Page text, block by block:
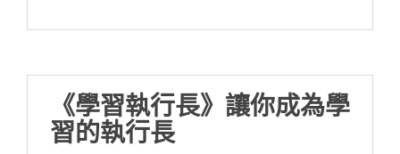
《學習執行長》讓你成為學
習的執行長